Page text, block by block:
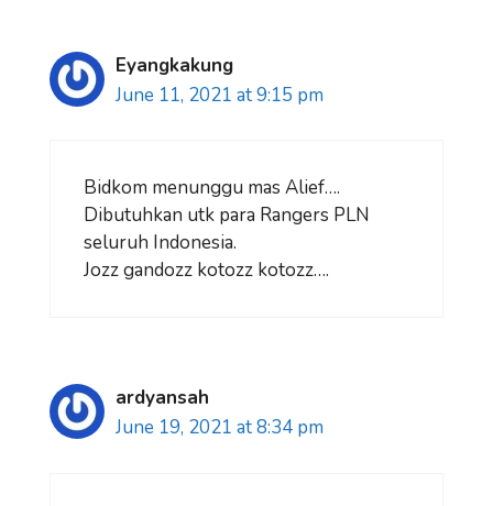
Eyangkakung
June 11, 2021 at 9:15 pm
Bidkom menunggu mas Alief….
Dibutuhkan utk para Rangers PLN
seluruh Indonesia.
Jozz gandozz kotozz kotozz….
ardyansah
June 19, 2021 at 8:34 pm